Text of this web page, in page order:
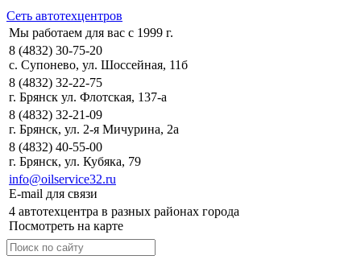
Сеть автотехцентров
Мы работаем для вас с 1999 г.
8 (4832) 30-75-20
с. Супонево, ул. Шоссейная, 11б
8 (4832) 32-22-75
г. Брянск ул. Флотская, 137-а
8 (4832) 32-21-09
г. Брянск, ул. 2-я Мичурина, 2а
8 (4832) 40-55-00
г. Брянск, ул. Кубяка, 79
info@oilservice32.ru
E-mail для связи
4 автотехцентра в разных районах города
Посмотреть на карте